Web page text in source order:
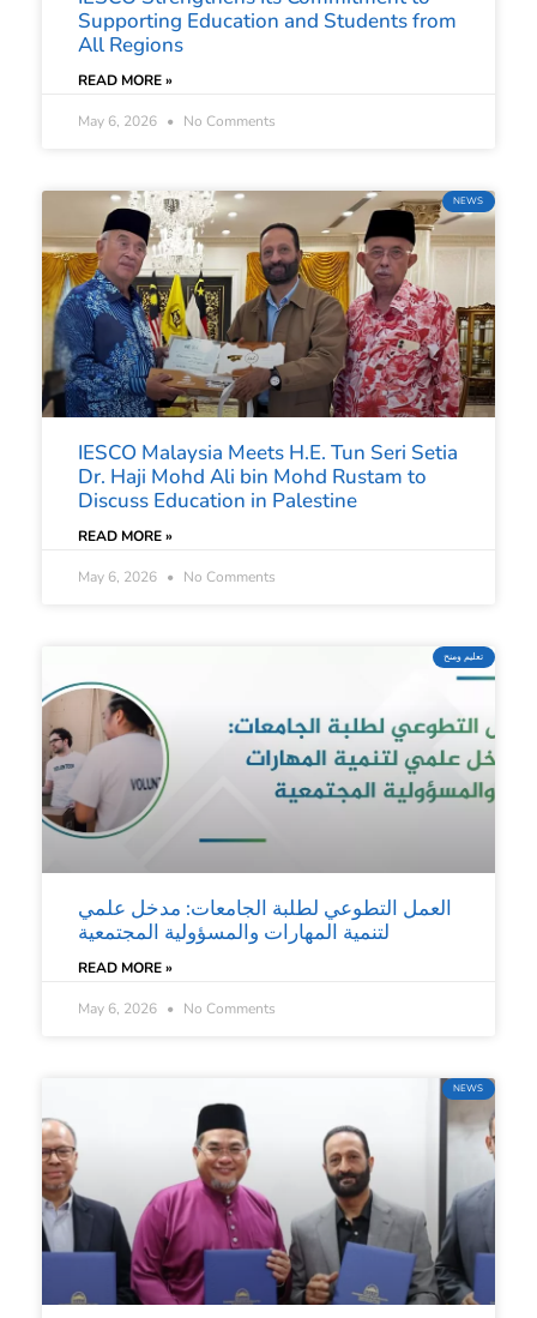
Supporting Education and Students from
All Regions
READ MORE »
May 6, 2026 No Comments
NEWS
IESCO Malaysia Meets H.E. Tun Seri Setia
Dr. Haji Mohd Ali bin Mohd Rustam to
Discuss Education in Palestine
READ MORE »
May 6, 2026 No Comments
تعليم ومنح
العمل التطوعي لطلبة الجامعات: مدخل علمي
لتنمية المهارات والمسؤولية المجتمعية
READ MORE »
May 6, 2026 No Comments
NEWS